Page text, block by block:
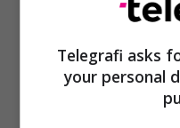
Telegrafi asks
your personal